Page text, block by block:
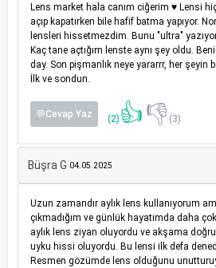
Lens market hala canım ciğerim ♥️ Lensi
açıp kapatırken bile hafif batma yapıyor.
lensleri hissetmezdim. Bunu "ultra"
Kaç tane açtığım lenste aynı şey oldu.
day. Son pişmanlık neye yararrr, her şeyin
İlk ve sondun.
💬Cevap Yaz (2) 👍👎(3)
Büşra G 04.05.2025
Uzun zamandır aylık lens kullanıyorum
çıkmadığım ve günlük hayatımda daha
aylık lens ziyan oluyordu ve akşama
uyku hissi oluyordu. Bu lensi ilk defa
Resmen gözümde lens olduğunu